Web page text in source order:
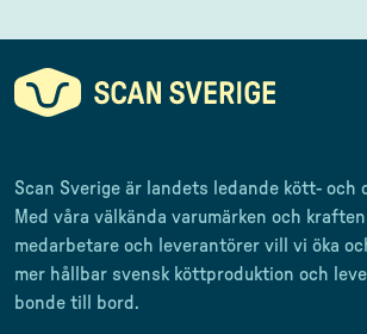
Scan Sverige är landets ledande kött- och
Med våra välkända varumärken och
medarbetare och leverantörer vill vi öka
mer hållbar svensk köttproduktion och
bonde till
bord.